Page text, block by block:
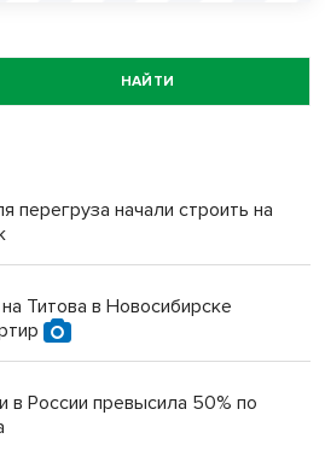
НАЙТИ
перегруза начали строить на
Титова в Новосибирске
в России превысила 50% по